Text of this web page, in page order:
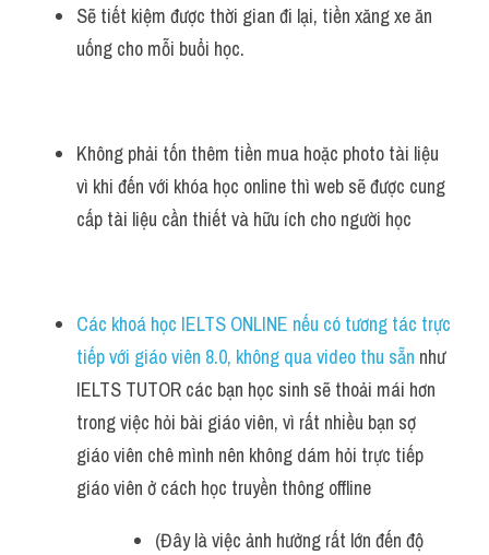
Sẽ tiết kiệm được thời gian đi lại, tiền xăng xe ăn
uống cho mỗi buổi học.
Không phải tốn thêm tiền mua hoặc photo tài liệu
vì khi đến với khóa học online thì web sẽ được cung
cấp tài liệu cần thiết và hữu ích cho người học
Các khoá học IELTS ONLINE nếu có tương tác trực
tiếp với giáo viên 8.0, không qua video thu sẵn như
IELTS TUTOR các bạn học sinh sẽ thoải mái hơn
trong việc hỏi bài giáo viên, vì rất nhiều bạn sợ
giáo viên chê mình nên không dám hỏi trực tiếp
giáo viên ở cách học truyền thông offline
(Đây là việc ảnh hưởng rất lớn đến độ